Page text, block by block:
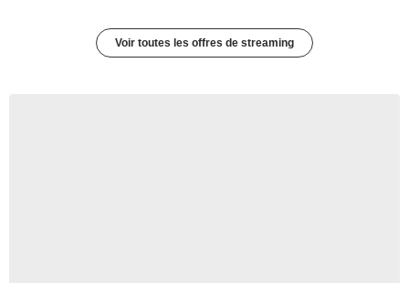
Voir toutes les offres de streaming